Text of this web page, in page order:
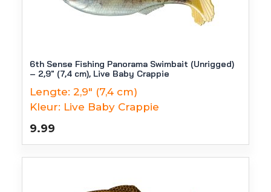
6th Sense Fishing Panorama Swimbait (Unrigged)
– 2,9″ (7,4 cm), Live Baby Crappie
Lengte: 2,9" (7,4 cm)
Kleur: Live Baby Crappie
9.99